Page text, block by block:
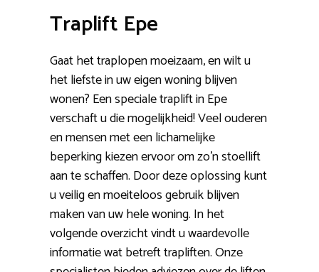
Traplift Epe
Gaat het traplopen moeizaam, en wilt u
het liefste in uw eigen woning blijven
wonen? Een speciale traplift in Epe
verschaft u die mogelijkheid! Veel ouderen
en mensen met een lichamelijke
beperking kiezen ervoor om zo’n stoellift
aan te schaffen. Door deze oplossing kunt
u veilig en moeiteloos gebruik blijven
maken van uw hele woning. In het
volgende overzicht vindt u waardevolle
informatie wat betreft trapliften. Onze